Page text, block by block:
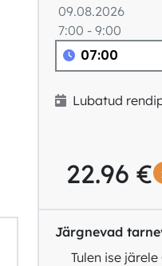
09.08.2026
7:00 - 9:00
Lubatud
22.96 €
Järgnevad
Tulen ise järele